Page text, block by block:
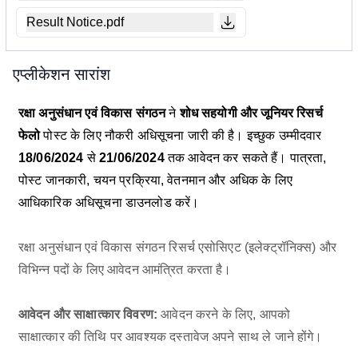
Result Notice.pdf
एप्लीकेशन सारांश
रक्षा अनुसंधान एवं विकास संगठननेशोध सहयोगी और जूनियर रिसर्च
फेलोपोस्ट के लिए नौकरी अधिसूचना जारी की है। इच्छुक उम्मीदवार
18/06/2024 से21/06/2024तक आवेदन कर सकते हैं। पात्रता,
पोस्ट जानकारी, चयन प्रक्रिया, वेतनमान और अधिक के लिए
आधिकारिक अधिसूचना डाउनलोड करें।
रक्षा अनुसंधान एवं विकास संगठन रिसर्च एसोसिएट (इलेक्ट्रॉनिक्स) और
विभिन्न पदों के लिए आवेदन आमंत्रित करता है।
आवेदन और साक्षात्कार विवरण:आवेदन करने के लिए, आपको
साक्षात्कार की तिथि पर आवश्यक दस्तावेज अपने साथ ले जाने होंगे।